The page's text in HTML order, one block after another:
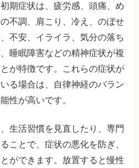
期症状は、疲労感、頭痛、め
不調、肩こり、冷え、のぼせ
不安、イライラ、気分の落ち
睡眠障害などの精神症状が複
が特徴です。これらの症状が
る場合は、自律神経のバラン
性が高いです。
生活習慣を見直したり、専門
ことで、症状の悪化を防ぎ、
ができます。放置すると慢性